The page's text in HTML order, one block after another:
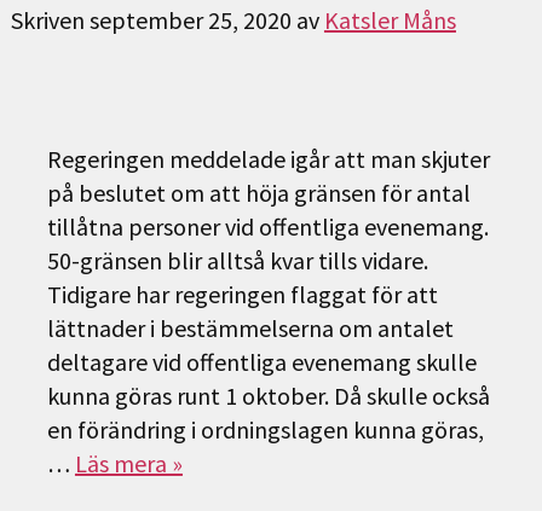
Skriven september 25, 2020 av Katsler Måns
Regeringen meddelade igår att man skjuter
på beslutet om att höja gränsen för antal
tillåtna personer vid offentliga evenemang.
50-gränsen blir alltså kvar tills vidare.
Tidigare har regeringen flaggat för att
lättnader i bestämmelserna om antalet
deltagare vid offentliga evenemang skulle
kunna göras runt 1 oktober. Då skulle också
en förändring i ordningslagen kunna göras,
… Läs mera »